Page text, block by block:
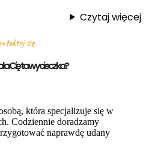
Czytaj więcej
się
Cię ta wycieczka?
która specjalizuje się w
Codziennie doradzamy
naprawdę udany